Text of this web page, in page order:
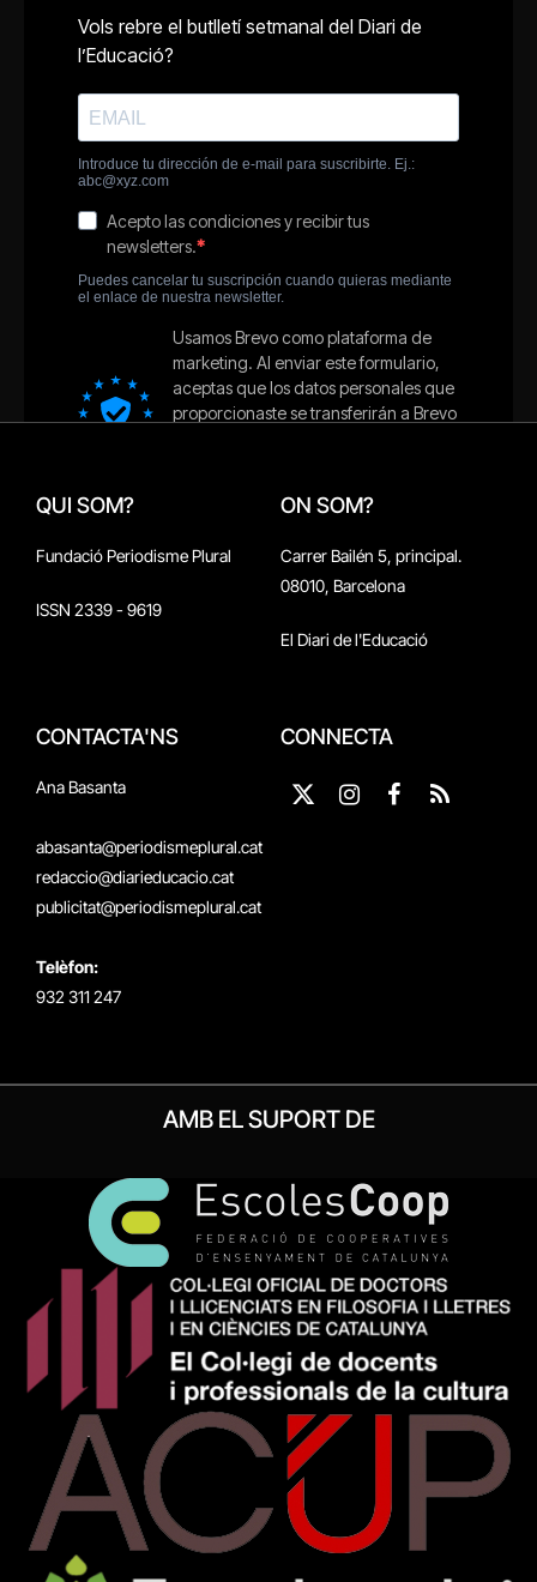
QUI SOM?
Fundació Periodisme Plural
ISSN 2339 - 9619
ON SOM?
Carrer Bailén 5, principal.
08010, Barcelona
El Diari de l'Educació
CONTACTA'NS
Ana Basanta
abasanta@periodismeplural.cat
redaccio@diarieducacio.cat
publicitat@periodismeplural.cat
Telèfon:
932 311 247
CONNECTA
X
Instagram
Facebook
RSS
AMB EL SUPORT DE